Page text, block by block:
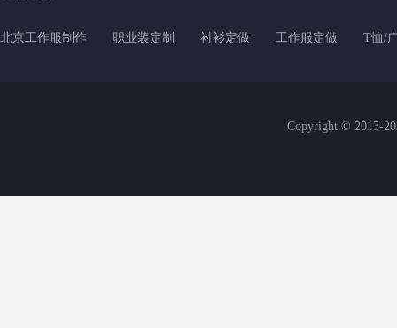
北京工作服制作 职业装定制 衬衫定做 工作服定做 T恤/
Copyright © 2013-